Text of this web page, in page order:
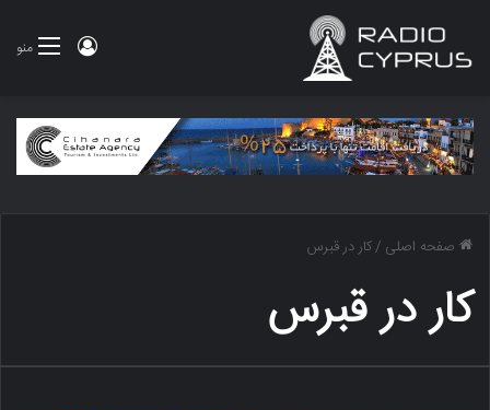
منو ورود
صفحه اصلی /کار در قبرس
کار در قبرس